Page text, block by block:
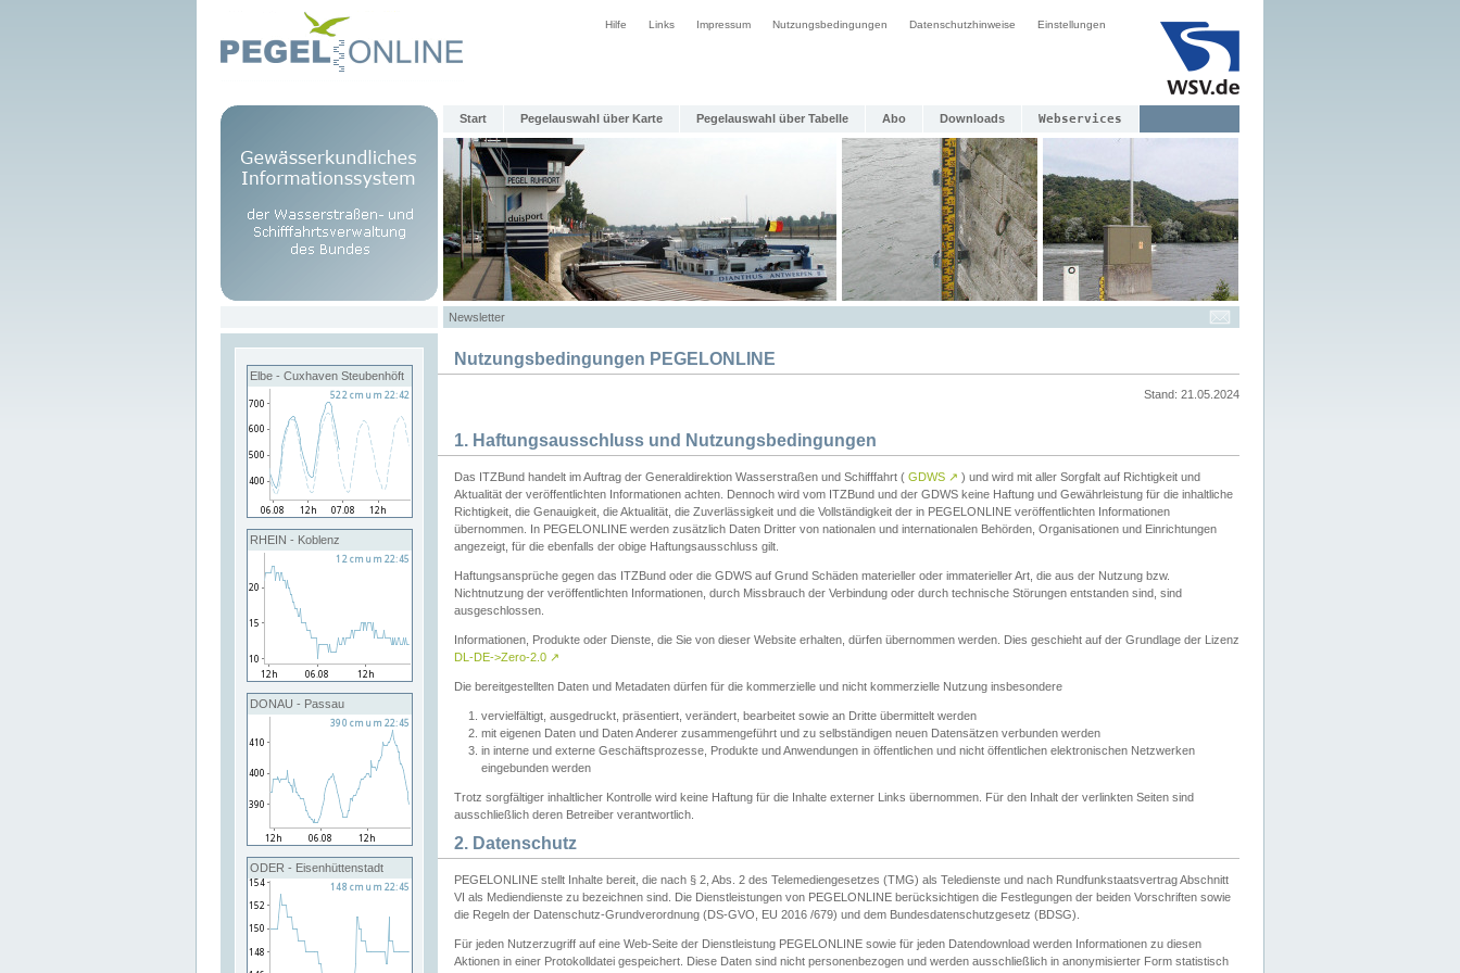
Hilfe Links Impressum Nutzungsbedingungen Datenschutzhinweise Einstellungen
Start Pegelauswahl über Karte Pegelauswahl über Tabelle Abo Downloads Webservices
Newsletter
Elbe - Cuxhaven Steubenhöft
RHEIN - Koblenz
DONAU - Passau
ODER - Eisenhüttenstadt
Nutzungsbedingungen PEGELONLINE
Stand: 21.05.2024
1. Haftungsausschluss und Nutzungsbedingungen
Das ITZBund handelt im Auftrag der Generaldirektion Wasserstraßen und Schifffahrt ( GDWS ↗ ) und wird mit aller Sorgfalt auf Richtigkeit und
Aktualität der veröffentlichten Informationen achten. Dennoch wird vom ITZBund und der GDWS keine Haftung und Gewährleistung für die inhaltliche
Richtigkeit, die Genauigkeit, die Aktualität, die Zuverlässigkeit und die Vollständigkeit der in PEGELONLINE veröffentlichten Informationen
übernommen. In PEGELONLINE werden zusätzlich Daten Dritter von nationalen und internationalen Behörden, Organisationen und Einrichtungen
angezeigt, für die ebenfalls der obige Haftungsausschluss gilt.
Haftungsansprüche gegen das ITZBund oder die GDWS auf Grund Schäden materieller oder immaterieller Art, die aus der Nutzung bzw.
Nichtnutzung der veröffentlichten Informationen, durch Missbrauch der Verbindung oder durch technische Störungen entstanden sind, sind
ausgeschlossen.
Informationen, Produkte oder Dienste, die Sie von dieser Website erhalten, dürfen übernommen werden. Dies geschieht auf der Grundlage der Lizenz
DL-DE->Zero-2.0 ↗
Die bereitgestellten Daten und Metadaten dürfen für die kommerzielle und nicht kommerzielle Nutzung insbesondere
vervielfältigt, ausgedruckt, präsentiert, verändert, bearbeitet sowie an Dritte übermittelt werden
mit eigenen Daten und Daten Anderer zusammengeführt und zu selbständigen neuen Datensätzen verbunden werden
in interne und externe Geschäftsprozesse, Produkte und Anwendungen in öffentlichen und nicht öffentlichen elektronischen Netzwerken
eingebunden werden
Trotz sorgfältiger inhaltlicher Kontrolle wird keine Haftung für die Inhalte externer Links übernommen. Für den Inhalt der verlinkten Seiten sind
ausschließlich deren Betreiber verantwortlich.
2. Datenschutz
PEGELONLINE stellt Inhalte bereit, die nach § 2, Abs. 2 des Telemediengesetzes (TMG) als Teledienste und nach Rundfunkstaatsvertrag Abschnitt
VI als Mediendienste zu bezeichnen sind. Die Dienstleistungen von PEGELONLINE berücksichtigen die Festlegungen der beiden Vorschriften sowie
die Regeln der Datenschutz-Grundverordnung (DS-GVO, EU 2016 /679) und dem Bundesdatenschutzgesetz (BDSG).
Für jeden Nutzerzugriff auf eine Web-Seite der Dienstleistung PEGELONLINE sowie für jeden Datendownload werden Informationen zu diesen
Aktionen in einer Protokolldatei gespeichert. Diese Daten sind nicht personenbezogen und werden ausschließlich in anonymisierter Form statistisch